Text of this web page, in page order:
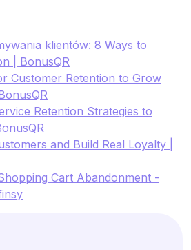
klientów: 8 Ways to
| BonusQR
Customer Retention to Grow
Retention Strategies to
and Build Real Loyalty |
Cart Abandonment -